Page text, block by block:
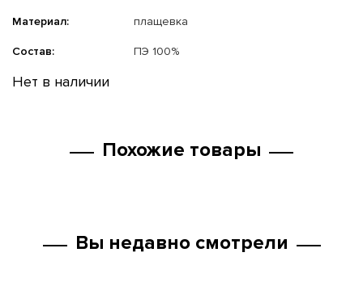
Материал: плащевка
Состав: ПЭ 100%
Нет в наличии
Похожие товары
Вы недавно смотрели